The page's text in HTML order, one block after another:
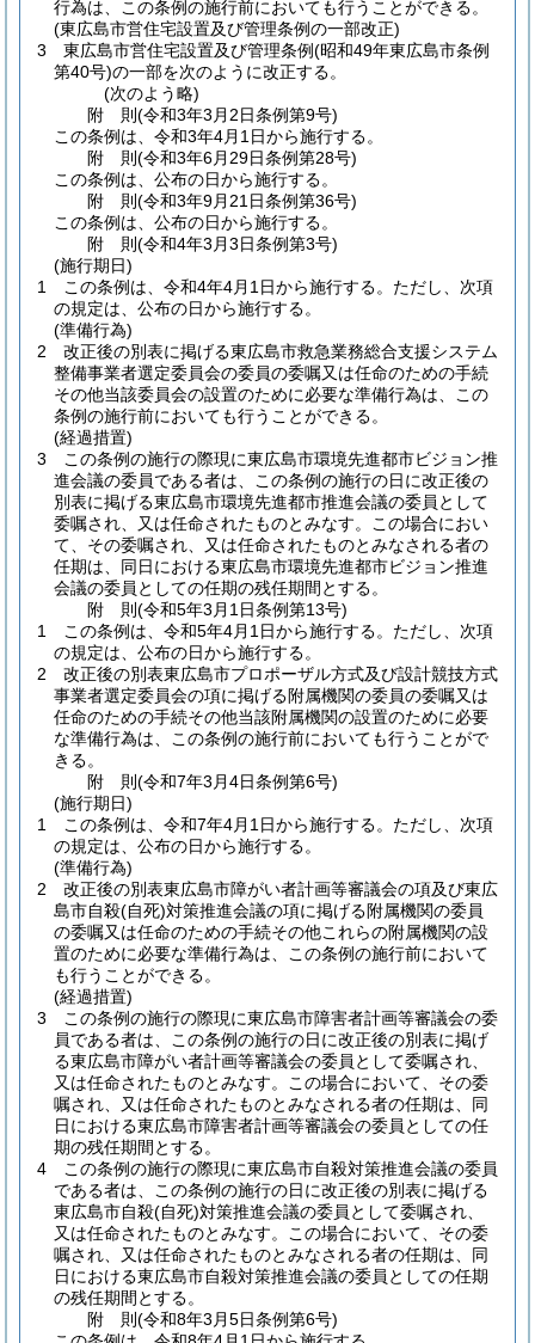
行為は、この条例の施行前においても行うことができる。
(東広島市営住宅設置及び管理条例の一部改正)
3
東広島市営住宅設置及び管理条例(昭和49年東広島市条例
第40号)の一部を次のように改正する。
(次のよう略)
附 則(令和3年3月2日条例第9号)
この条例は、令和3年4月1日から施行する。
附 則(令和3年6月29日条例第28号)
この条例は、公布の日から施行する。
附 則(令和3年9月21日条例第36号)
この条例は、公布の日から施行する。
附 則(令和4年3月3日条例第3号)
(施行期日)
1
この条例は、令和4年4月1日から施行する。 ただし、次項
の規定は、公布の日から施行する。
(準備行為)
2
改正後の別表に掲げる東広島市救急業務総合支援システム
整備事業者選定委員会の委員の委嘱又は任命のための手続
その他当該委員会の設置のために必要な準備行為は、この
条例の施行前においても行うことができる。
(経過措置)
3
この条例の施行の際現に東広島市環境先進都市ビジョン推
進会議の委員である者は、この条例の施行の日に改正後の
別表に掲げる東広島市環境先進都市推進会議の委員として
委嘱され、又は任命されたものとみなす。
この場合におい
て、その委嘱され、又は任命されたものとみなされる者の
任期は、同日における東広島市環境先進都市ビジョン推進
会議の委員としての任期の残任期間とする。
附 則(令和5年3月1日条例第13号)
1
この条例は、令和5年4月1日から施行する。 ただし、次項
の規定は、公布の日から施行する。
2
改正後の別表東広島市プロポーザル方式及び設計競技方式
事業者選定委員会の項に掲げる附属機関の委員の委嘱又は
任命のための手続その他当該附属機関の設置のために必要
な準備行為は、この条例の施行前においても行うことがで
きる。
附 則(令和7年3月4日条例第6号)
(施行期日)
1
この条例は、令和7年4月1日から施行する。 ただし、次項
の規定は、公布の日から施行する。
(準備行為)
2
改正後の別表東広島市障がい者計画等審議会の項及び東広
島市自殺(自死)対策推進会議の項に掲げる附属機関の委員
の委嘱又は任命のための手続その他これらの附属機関の設
置のために必要な準備行為は、この条例の施行前において
も行うことができる。
(経過措置)
3
この条例の施行の際現に東広島市障害者計画等審議会の委
員である者は、この条例の施行の日に改正後の別表に掲げ
る東広島市障がい者計画等審議会の委員として委嘱され、
又は任命されたものとみなす。
この場合において、その委
嘱され、又は任命されたものとみなされる者の任期は、同
日における東広島市障害者計画等審議会の委員としての任
期の残任期間とする。
4
この条例の施行の際現に東広島市自殺対策推進会議の委員
である者は、この条例の施行の日に改正後の別表に掲げる
東広島市自殺(自死)対策推進会議の委員として委嘱され、
又は任命されたものとみなす。
この場合において、その委
嘱され、又は任命されたものとみなされる者の任期は、同
日における東広島市自殺対策推進会議の委員としての任期
の残任期間とする。
附 則(令和8年3月5日条例第6号)